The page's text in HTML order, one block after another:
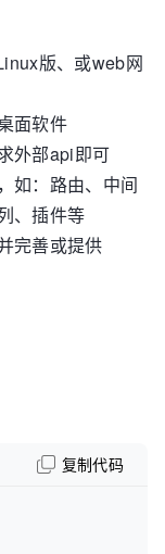
版、或web网
面软件
外部api即可
如：路由、中间
、插件等
完善或提供
复制代码